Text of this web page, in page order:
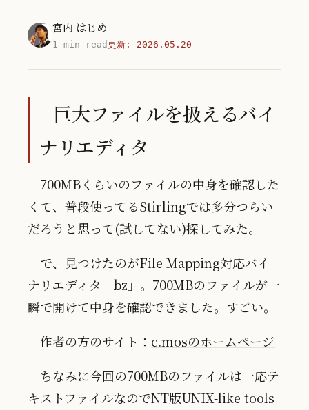
宮内 はじめ
1 min read更新: 2026.05.20
巨大ファイルを扱えるバイ
ナリエディタ
700MBくらいのファイルの中身を確認した
くて、普段使ってるStirlingでは多分つらい
だろうと思って(試してない)探してみた。
で、見つけたのがFile Mapping対応バイ
ナリエディタ「bz」。700MBのファイルが一
瞬で開けて中身を確認できました。すごい。
作者の方のサイト： c.mosのホームページ
ちなみに今回の700MBのファイルは一応テ
キストファイルなのでNT版UNIX-like tools